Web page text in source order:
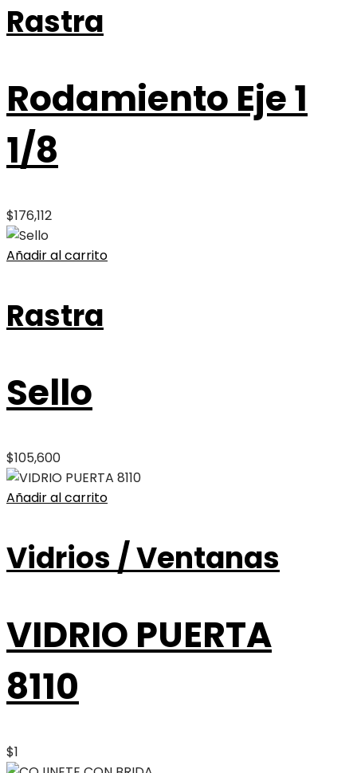
Rastra
Rodamiento Eje 1
1/8
$176,112
Añadir al carrito
Rastra
Sello
$105,600
Añadir al carrito
Vidrios / Ventanas
VIDRIO PUERTA
8110
$1